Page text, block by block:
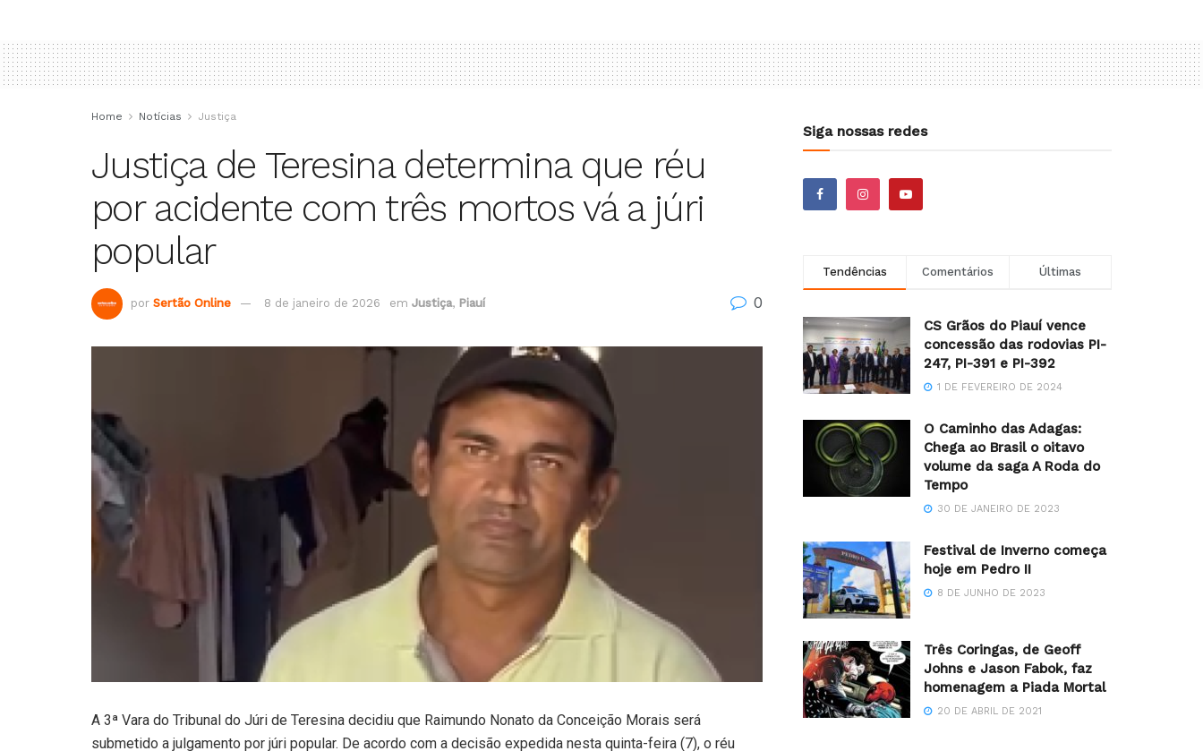
Home Notícias Justiça
Justiça de Teresina determina que réu
por acidente com três mortos vá a júri
popular
por Sertão Online 8 de janeiro de 2026 em Justiça, Piauí 0
A 3ª Vara do Tribunal do Júri de Teresina decidiu que Raimundo Nonato da Conceição Morais será
submetido a julgamento por júri popular. De acordo com a decisão expedida nesta quinta-feira (7), o réu
Siga nossas redes
Tendências Comentários Últimas
CS Grãos do Piauí vence
concessão das rodovias PI-
247, PI-391 e PI-392
1 DE FEVEREIRO DE 2024
O Caminho das Adagas:
Chega ao Brasil o oitavo
volume da saga A Roda do
Tempo
30 DE JANEIRO DE 2023
Festival de Inverno começa
hoje em Pedro II
8 DE JUNHO DE 2023
Três Coringas, de Geoff
Johns e Jason Fabok, faz
homenagem a Piada Mortal
20 DE ABRIL DE 2021